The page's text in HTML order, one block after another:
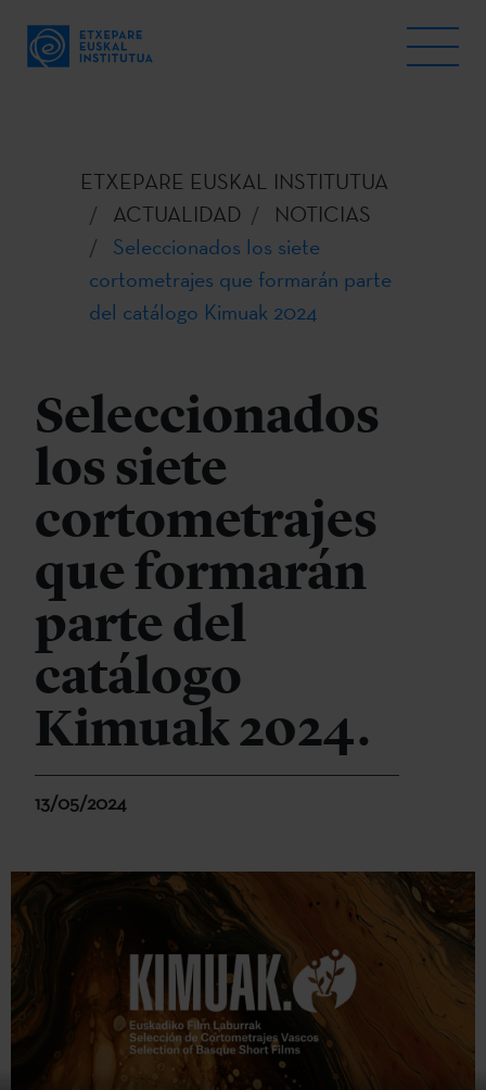
ETXEPARE EUSKAL INSTITUTUA
ACTUALIDAD
NOTICIAS
Seleccionados los siete
cortometrajes que formarán parte
del catálogo Kimuak 2024
Seleccionados
los siete
cortometrajes
que formarán
parte del
catálogo
Kimuak 2024.
13/05/2024